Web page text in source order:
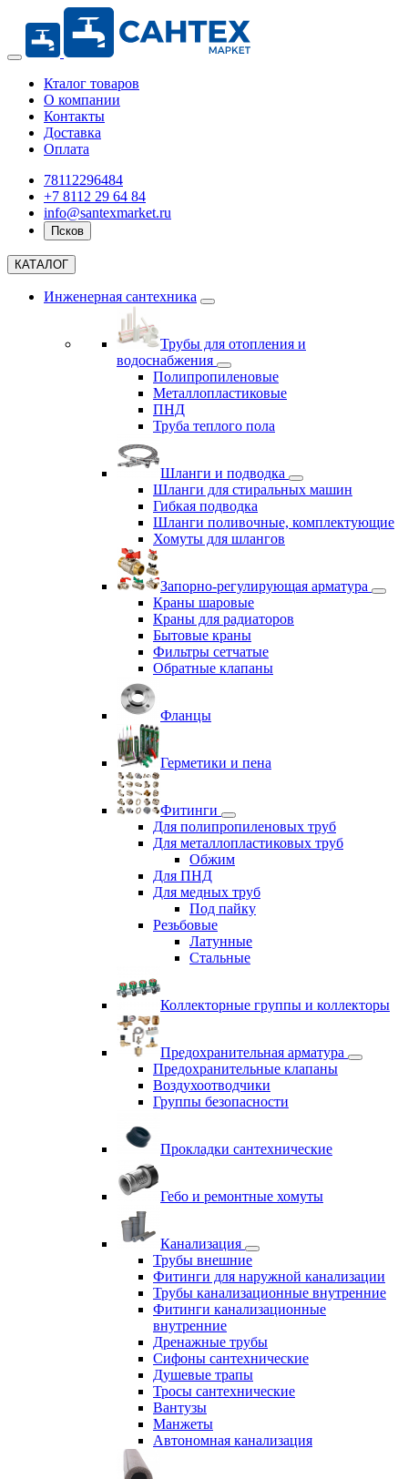
Кталог товаров
О компании
Контакты
Доставка
Оплата
78112296484
+7 8112 29 64 84
info@santexmarket.ru
Псков
КАТАЛОГ
Инженерная сантехника
Трубы для отопления и
водоснабжения
Полипропиленовые
Металлопластиковые
ПНД
Труба теплого пола
Шланги и подводка
Шланги для стиральных машин
Гибкая подводка
Шланги поливочные, комплектующие
Хомуты для шлангов
Запорно-регулирующая арматура
Краны шаровые
Краны для радиаторов
Бытовые краны
Фильтры сетчатые
Обратные клапаны
Фланцы
Герметики и пена
Фитинги
Для полипропиленовых труб
Для металлопластиковых труб
Обжим
Для ПНД
Для медных труб
Под пайку
Резьбовые
Латунные
Cтальные
Коллекторные группы и коллекторы
Предохранительная арматура
Предохранительные клапаны
Воздухоотводчики
Группы безопасности
Прокладки сантехнические
Гебо и ремонтные хомуты
Канализация
Трубы внешние
Фитинги для наружной канализации
Трубы канализационные внутренние
Фитинги канализационные
внутренние
Дренажные трубы
Сифоны сантехнические
Душевые трапы
Тросы сантехнические
Вантузы
Манжеты
Автономная канализация